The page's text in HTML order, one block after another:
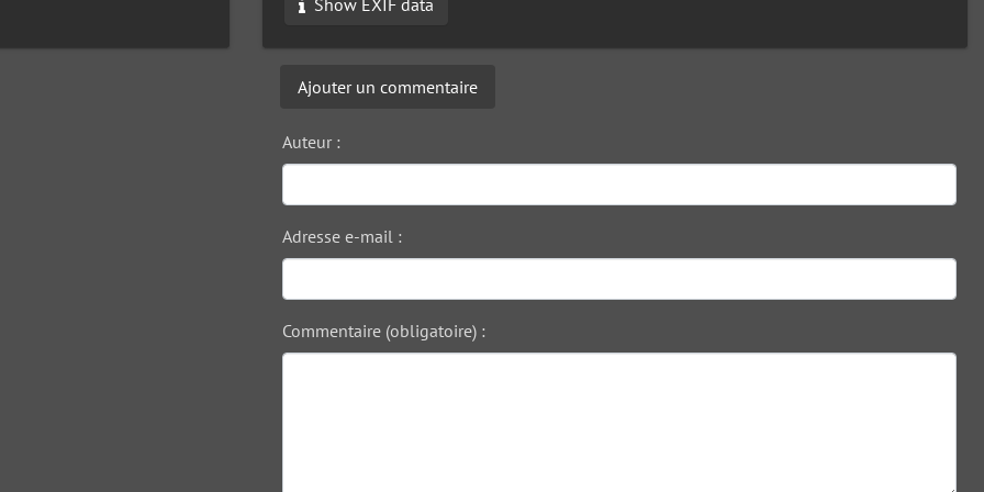
Show EXIF data
Ajouter un commentaire
Auteur :
Adresse e-mail :
Commentaire (obligatoire) :